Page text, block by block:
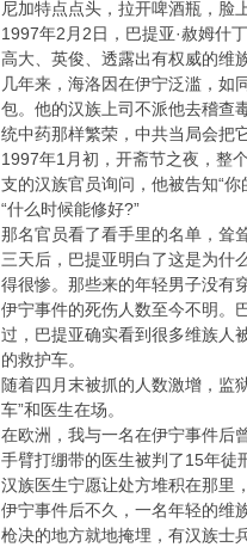
尼加特点点头，拉开啤酒瓶，脸
1997年2月2日，巴提亚·赦姆什
高大、英俊、透露出有权威的维
几年来，海洛因在伊宁泛滥，如
包。他的汉族上司不派他去稽查
统中药那样繁荣，中共当局会把
1997年1月初，开斋节之夜，整
支的汉族官员询问，他被告知“你
“什么时候能修好?”
那名官员看了看手里的名单，耸
三天后，巴提亚明白了这是为什
得很惨。那些来的年轻男子没有
伊宁事件的死伤人数至今不明。
过，巴提亚确实看到很多维族人
的救护车。
随着四月末被抓的人数激增，监
车”和医生在场。
在欧洲，我与一名在伊宁事件后
手臂打绷带的医生被判了15年徒
汉族医生宁愿让处方堆积在那里
伊宁事件后不久，一名年轻的维
枪决的地方就地掩埋，有汉族士